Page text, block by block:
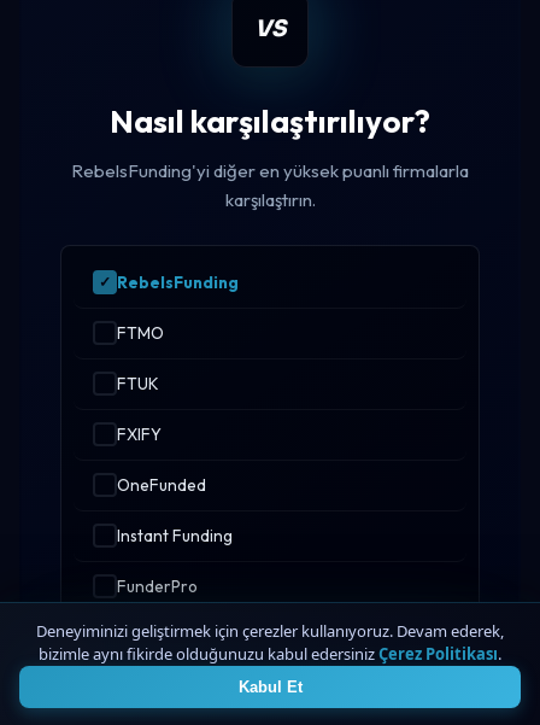
VS
Nasıl karşılaştırılıyor?
RebelsFunding'yi diğer en yüksek puanlı firmalarla
karşılaştırın.
RebelsFunding
FTMO
FTUK
FXIFY
OneFunded
Instant Funding
FunderPro
Karşılaştırma Araçlarını Başlat
Deneyiminizi geliştirmek için çerezler kullanıyoruz. Devam ederek,
bizimle aynı fikirde olduğunuzu kabul edersinizÇerez Politikası.
Kabul Et
4